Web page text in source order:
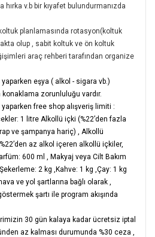
hırka v.b bir kıyafet bulundurmanızda
planlamasında rotasyon(koltuk
olup , sabit koltuk ve ön koltuk
araç rehberi tarafından organize
yaparken eşya ( alkol - sigara vb.)
zorunluluğu vardır.
yaparken free shop alışveriş limiti :
1 litre Alkollü içki (%22’den fazla
ve şampanya hariç) , Alkollü
az alkol içeren alkollü içkiler,
600 ml , Makyaj veya Cilt Bakım
2 kg , Kahve: 1 kg ,Çay: 1 kg
ve yol şartlarına bağlı olarak ,
şartı ile program akışında
30 gün kalaya kadar ücretsiz iptal
az kalması durumunda %30 ceza ,